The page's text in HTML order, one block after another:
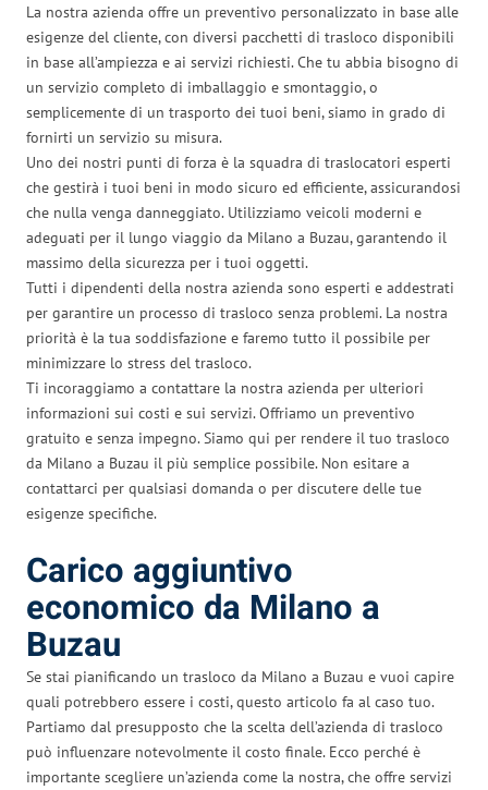
La nostra azienda offre un preventivo personalizzato in base alle
esigenze del cliente, con diversi pacchetti di trasloco disponibili
in base all’ampiezza e ai servizi richiesti. Che tu abbia bisogno di
un servizio completo di imballaggio e smontaggio, o
semplicemente di un trasporto dei tuoi beni, siamo in grado di
fornirti un servizio su misura.
Uno dei nostri punti di forza è la squadra di traslocatori esperti
che gestirà i tuoi beni in modo sicuro ed efficiente, assicurandosi
che nulla venga danneggiato. Utilizziamo veicoli moderni e
adeguati per il lungo viaggio da Milano a Buzau, garantendo il
massimo della sicurezza per i tuoi oggetti.
Tutti i dipendenti della nostra azienda sono esperti e addestrati
per garantire un processo di trasloco senza problemi. La nostra
priorità è la tua soddisfazione e faremo tutto il possibile per
minimizzare lo stress del trasloco.
Ti incoraggiamo a contattare la nostra azienda per ulteriori
informazioni sui costi e sui servizi. Offriamo un preventivo
gratuito e senza impegno. Siamo qui per rendere il tuo trasloco
da Milano a Buzau il più semplice possibile. Non esitare a
contattarci per qualsiasi domanda o per discutere delle tue
esigenze specifiche.
Carico aggiuntivo
economico da Milano a
Buzau
Se stai pianificando un trasloco da Milano a Buzau e vuoi capire
quali potrebbero essere i costi, questo articolo fa al caso tuo.
Partiamo dal presupposto che la scelta dell’azienda di trasloco
può influenzare notevolmente il costo finale. Ecco perché è
importante scegliere un’azienda come la nostra, che offre servizi